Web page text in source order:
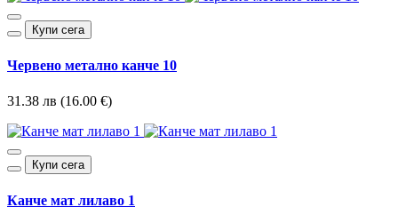
Купи сега
Червено метално канче 10
31.38 лв (16.00 €)
Купи сега
Канче мат лилаво 1